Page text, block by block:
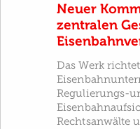
Neuer
zentralen
Das Werk
Regulierungs-
Rechtsanwälte